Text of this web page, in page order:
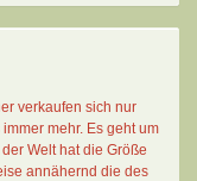
verkaufen sich nur
mehr. Es geht um
Welt hat die Größe
annähernd die des